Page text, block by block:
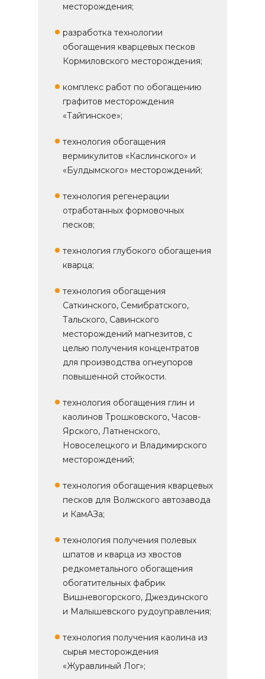
месторождения;
разработка технологии
обогащения кварцевых песков
Кормиловского месторождения;
комплекс работ по обогащению
графитов месторождения
«Тайгинское»;
технология обогащения
вермикулитов «Каслинского» и
«Булдымского» месторождений;
технология регенерации
отработанных формовочных
песков;
технология глубокого обогащения
кварца;
технология обогащения
Саткинского, Семибратского,
Тальского, Савинского
месторождений магнезитов, с
целью получения концентратов
для производства огнеупоров
повышенной стойкости.
технология обогащения глин и
каолинов Трошковского, Часов-
Ярского, Латненского,
Новоселецкого и Владимирского
месторождений;
технология обогащения кварцевых
песков для Волжского автозавода
и КамАЗа;
технология получения полевых
шпатов и кварца из хвостов
редкометального обогащения
обогатительных фабрик
Вишневогорского, Джездинского
и Малышевского рудоуправления;
технология получения каолина из
сырья месторождения
«Журавлиный Лог»;